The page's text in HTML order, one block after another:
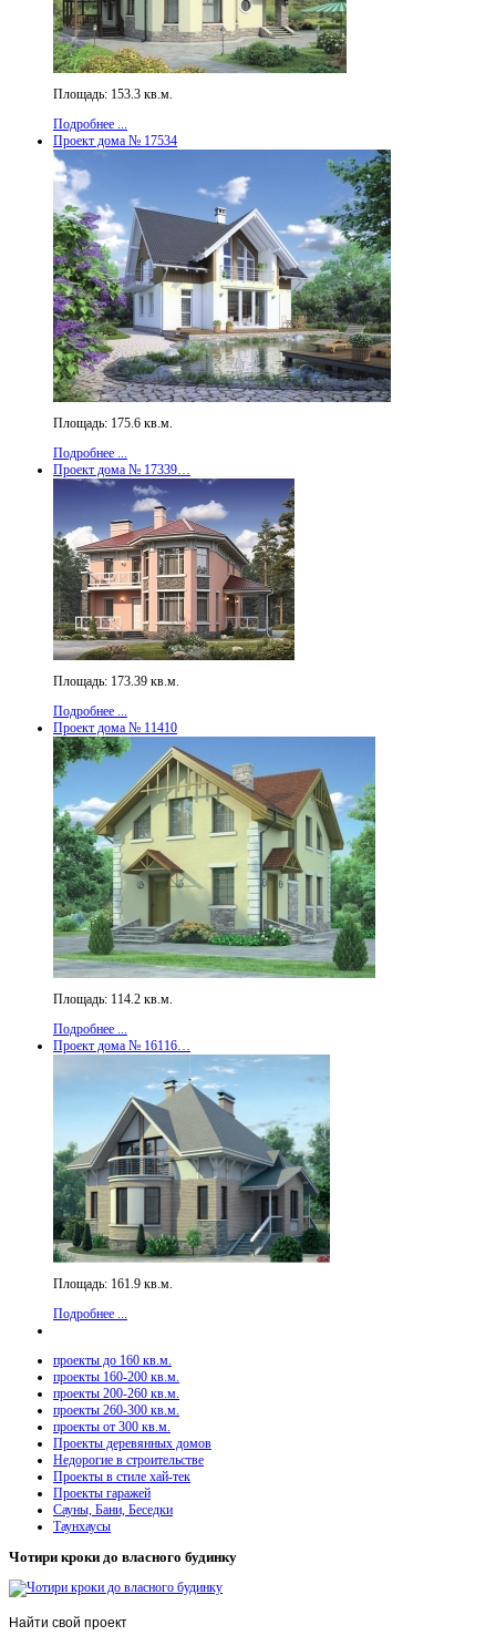
Площадь: 153.3 кв.м.
Подробнее ...
Проект дома № 17534
Площадь: 175.6 кв.м.
Подробнее ...
Проект дома № 17339…
Площадь: 173.39 кв.м.
Подробнее ...
Проект дома № 11410
Площадь: 114.2 кв.м.
Подробнее ...
Проект дома № 16116…
Площадь: 161.9 кв.м.
Подробнее ...
проекты до 160 кв.м.
проекты 160-200 кв.м.
проекты 200-260 кв.м.
проекты 260-300 кв.м.
проекты от 300 кв.м.
Проекты деревянных домов
Недорогие в строительстве
Проекты в стиле хай-тек
Проекты гаражей
Сауны, Бани, Беседки
Таунхаусы
Чотири кроки до власного будинку
Найти свой проект